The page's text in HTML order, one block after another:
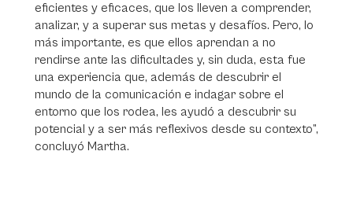
eficientes y eficaces, que los lleven a comprender,
analizar, y a superar sus metas y desafíos. Pero, lo
más importante, es que ellos aprendan a no
rendirse ante las dificultades y, sin duda, esta fue
una experiencia que, además de descubrir el
mundo de la comunicación e indagar sobre el
entorno que los rodea, les ayudó a descubrir su
potencial y a ser más reflexivos desde su contexto”,
concluyó Martha.